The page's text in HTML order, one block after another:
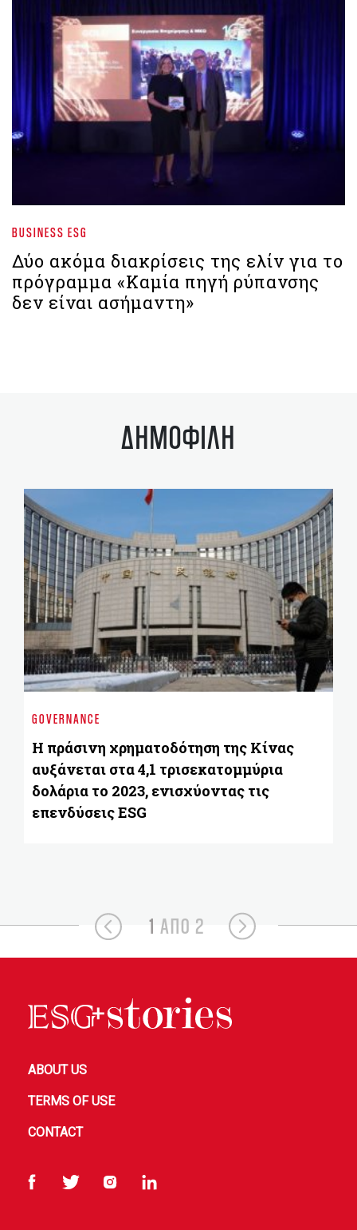
BUSINESS ESG
Δύο ακόμα διακρίσεις της ελίν για το
πρόγραμμα «Καμία πηγή ρύπανσης
δεν είναι ασήμαντη»
ΔΗΜΟΦΙΛΗ
GOVERNANCE
Η πράσινη χρηματοδότηση της Κίνας
αυξάνεται στα 4,1 τρισεκατομμύρια
δολάρια το 2023, ενισχύοντας τις
επενδύσεις ESG
1 ΑΠΟ 2
ABOUT US
TERMS OF USE
CONTACT